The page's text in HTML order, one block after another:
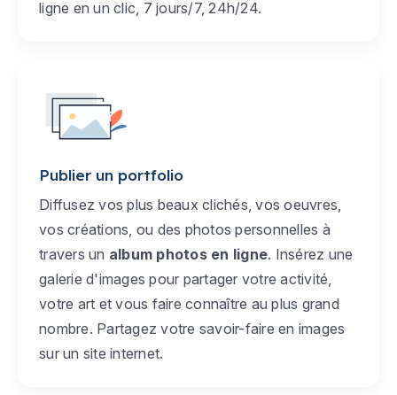
ligne en un clic, 7 jours/7, 24h/24.
Publier un portfolio
Diffusez vos plus beaux clichés, vos oeuvres,
vos créations, ou des photos personnelles à
travers un album photos en ligne. Insérez une
galerie d'images pour partager votre activité,
votre art et vous faire connaître au plus grand
nombre. Partagez votre savoir-faire en images
sur un site internet.